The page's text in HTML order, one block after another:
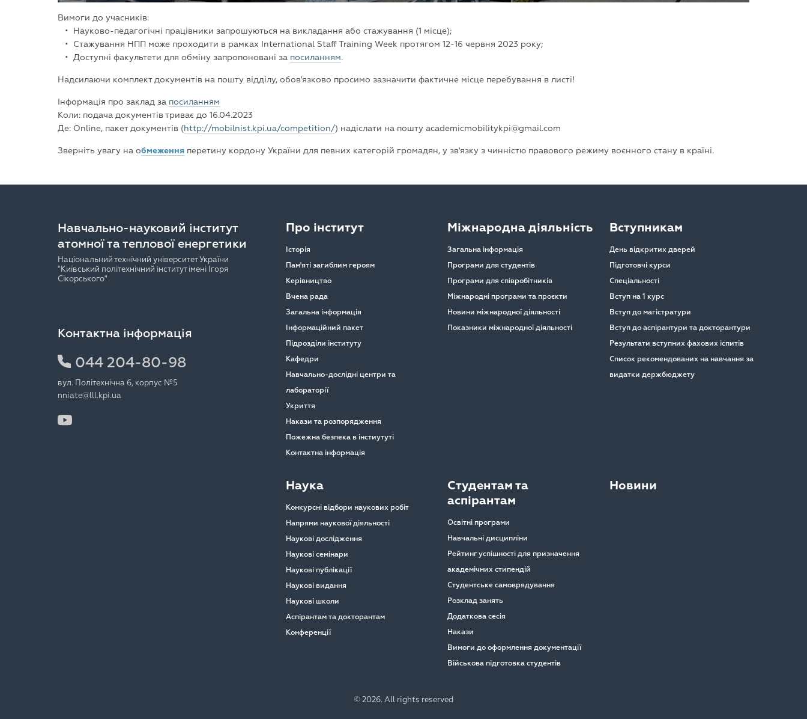
Вимоги до учасників:
• Науково-педагогічні працівники запрошуються на викладання або стажування (1 місце);
• Стажування НПП може проходити в рамках International Staff Training Week протягом 12-16 червня 2023 року;
• Доступні факультети для обміну запропоновані за посиланням.
Надсилаючи комплект документів на пошту відділу, обов'язково просимо зазначити фактичне місце перебування в листі!
Інформація про заклад за посиланням
Коли: подача документів триває до 16.04.2023
Де: Online, пакет документів (http://mobilnist.kpi.ua/competition/) надіслати на пошту academicmobilitykpi@gmail.com
Зверніть увагу на обмеження перетину кордону України для певних категорій громадян, у зв'язку з чинністю правового режиму воєнного стану в країні.
Навчально-науковий інститут
атомної та теплової енергетики
Національний технічний університет України
"Київський політехнічний інститут імені Ігоря
Сікорського"
Контактна інформація
044 204-80-98
вул. Політехнічна 6, корпус №5
nniate@lll.kpi.ua
Про інститут
Історія
Пам'яті загиблим героям
Керівництво
Вчена рада
Загальна інформація
Інформаційний пакет
Підрозділи інституту
Кафедри
Навчально-дослідні центри та
лабораторії
Укриття
Накази та розпорядження
Пожежна безпека в інстиутуті
Контактна інформація
Міжнародна діяльність
Загальна інформація
Програми для студентів
Програми для співробітників
Міжнародні програми та проєкти
Новини міжнародної діяльності
Показники міжнародної діяльності
Вступникам
День відкритих дверей
Підготовчі курси
Спеціальності
Вступ на 1 курс
Вступ до магістратури
Вступ до аспірантури та докторантури
Результати вступних фахових іспитів
Список рекомендованих на навчання за
видатки держбюджету
Наука
Конкурсні відбори наукових робіт
Напрями наукової діяльності
Наукові дослідження
Наукові семінари
Наукові публікації
Наукові видання
Наукові школи
Аспірантам та докторантам
Конференції
Студентам та
аспірантам
Освітні програми
Навчальні дисципліни
Рейтинг успішності для призначення
академічних стипендій
Студентське самоврядування
Розклад занять
Додаткова сесія
Накази
Вимоги до оформлення документації
Військова підготовка студентів
Новини
© 2026. All rights reserved